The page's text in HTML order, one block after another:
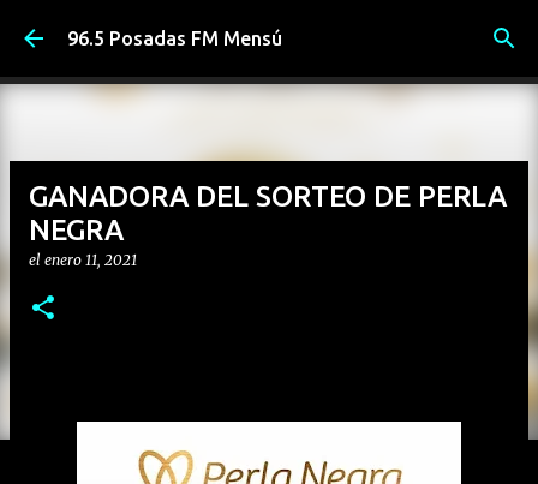
Ir al contenido principal
96.5 Posadas FM Mensú
GANADORA DEL SORTEO DE PERLA
NEGRA
el enero 11, 2021